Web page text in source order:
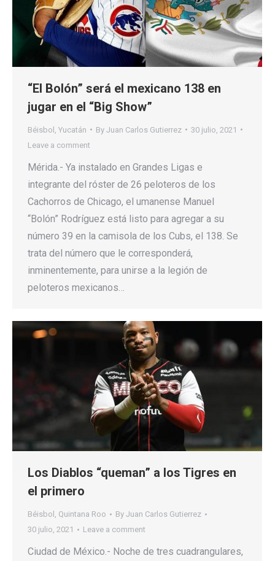
“El Bolón” será el mexicano 138 en
jugar en el “Big Show”
Béisbol Yucatán By Juan Carlos Gutierrez
30 julio, 2021
Leave a comment
Mérida.- Ya instalado en Grandes Ligas e
integrante del róster de 26 peloteros de los
Cachorros de Chicago, el umanense Manuel
“Bolón” Rodríguez está listo para agregar a su
número 39 en la camisola de los Cubs, el 138. Se
trata del número que le corresponderá,
inminentemente, para unirse a la legión de
peloteros mexicanos…
Los Diablos “queman” a los Tigres en
el primero
Béisbol , Quintana Roo By Juan Carlos Gutierrez
30 julio, 2021
Leave a comment
Ciudad de México.- Noche de tres cuadrangulares,